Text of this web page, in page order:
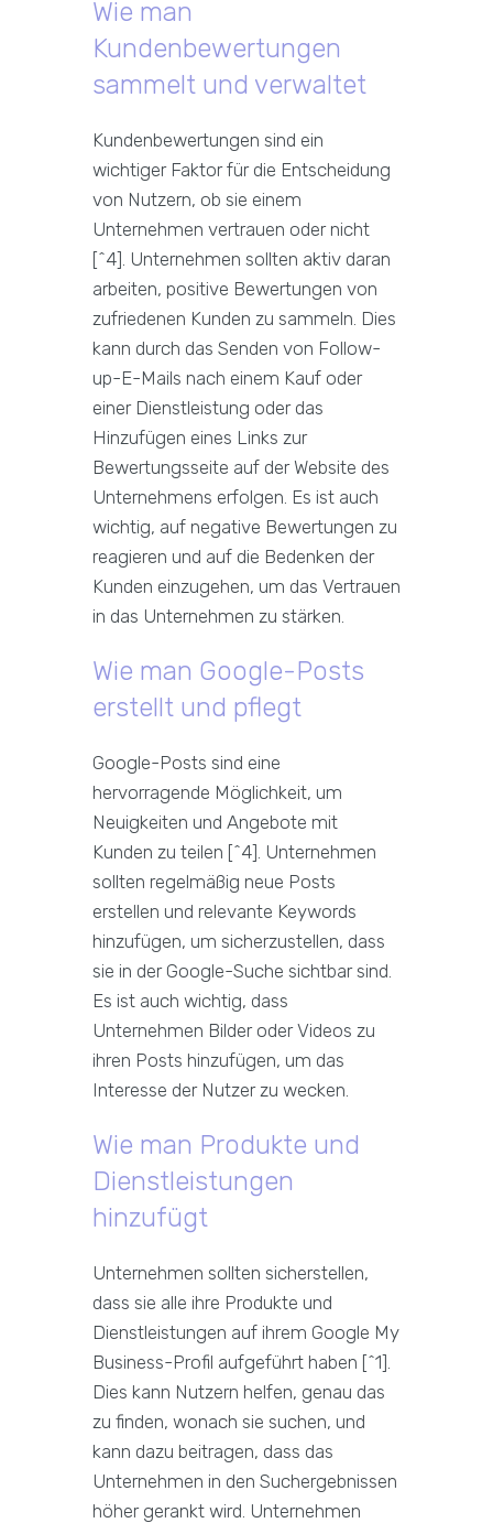
Wie man
Kundenbewertungen
sammelt und verwaltet
Kundenbewertungen sind ein
wichtiger Faktor für die Entscheidung
von Nutzern, ob sie einem
Unternehmen vertrauen oder nicht
[^4]. Unternehmen sollten aktiv daran
arbeiten, positive Bewertungen von
zufriedenen Kunden zu sammeln. Dies
kann durch das Senden von Follow-
up-E-Mails nach einem Kauf oder
einer Dienstleistung oder das
Hinzufügen eines Links zur
Bewertungsseite auf der Website des
Unternehmens erfolgen. Es ist auch
wichtig, auf negative Bewertungen zu
reagieren und auf die Bedenken der
Kunden einzugehen, um das Vertrauen
in das Unternehmen zu stärken.
Wie man Google-Posts
erstellt und pflegt
Google-Posts sind eine
hervorragende Möglichkeit, um
Neuigkeiten und Angebote mit
Kunden zu teilen [^4]. Unternehmen
sollten regelmäßig neue Posts
erstellen und relevante Keywords
hinzufügen, um sicherzustellen, dass
sie in der Google-Suche sichtbar sind.
Es ist auch wichtig, dass
Unternehmen Bilder oder Videos zu
ihren Posts hinzufügen, um das
Interesse der Nutzer zu wecken.
Wie man Produkte und
Dienstleistungen
hinzufügt
Unternehmen sollten sicherstellen,
dass sie alle ihre Produkte und
Dienstleistungen auf ihrem Google My
Business-Profil aufgeführt haben [^1].
Dies kann Nutzern helfen, genau das
zu finden, wonach sie suchen, und
kann dazu beitragen, dass das
Unternehmen in den Suchergebnissen
höher gerankt wird. Unternehmen